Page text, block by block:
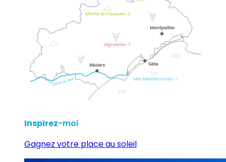
Inspirez-moi
Gagnez votre place au soleil